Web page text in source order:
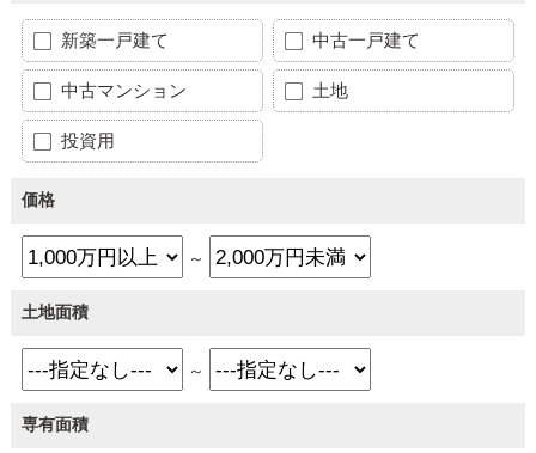
新築一戸建て 中古一戸建て
中古マンション 土地
投資用
価格
～
土地面積
～
専有面積